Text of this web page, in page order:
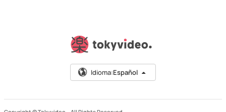
Idioma:Español